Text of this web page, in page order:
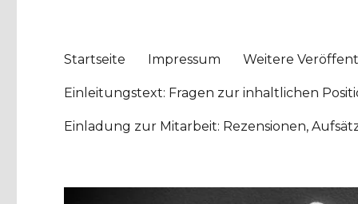
Startseite Impressum Weitere
Einleitungstext: Fragen zur inhaltlichen
Einladung zur Mitarbeit: Rezensionen,